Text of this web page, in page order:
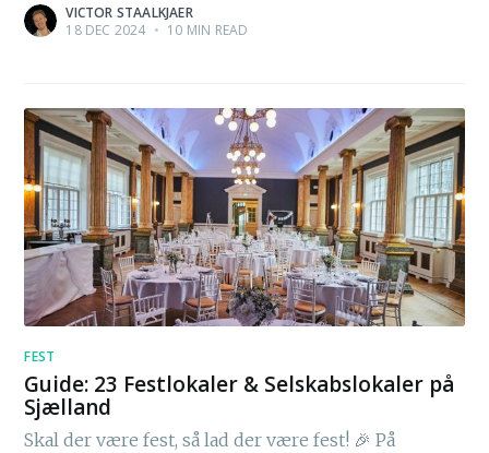
VICTOR STAALKJAER
18 DEC 2024 • 10 MIN READ
FEST
Guide: 23 Festlokaler & Selskabslokaler på
Sjælland
Skal der være fest, så lad der være fest! 🎉 På